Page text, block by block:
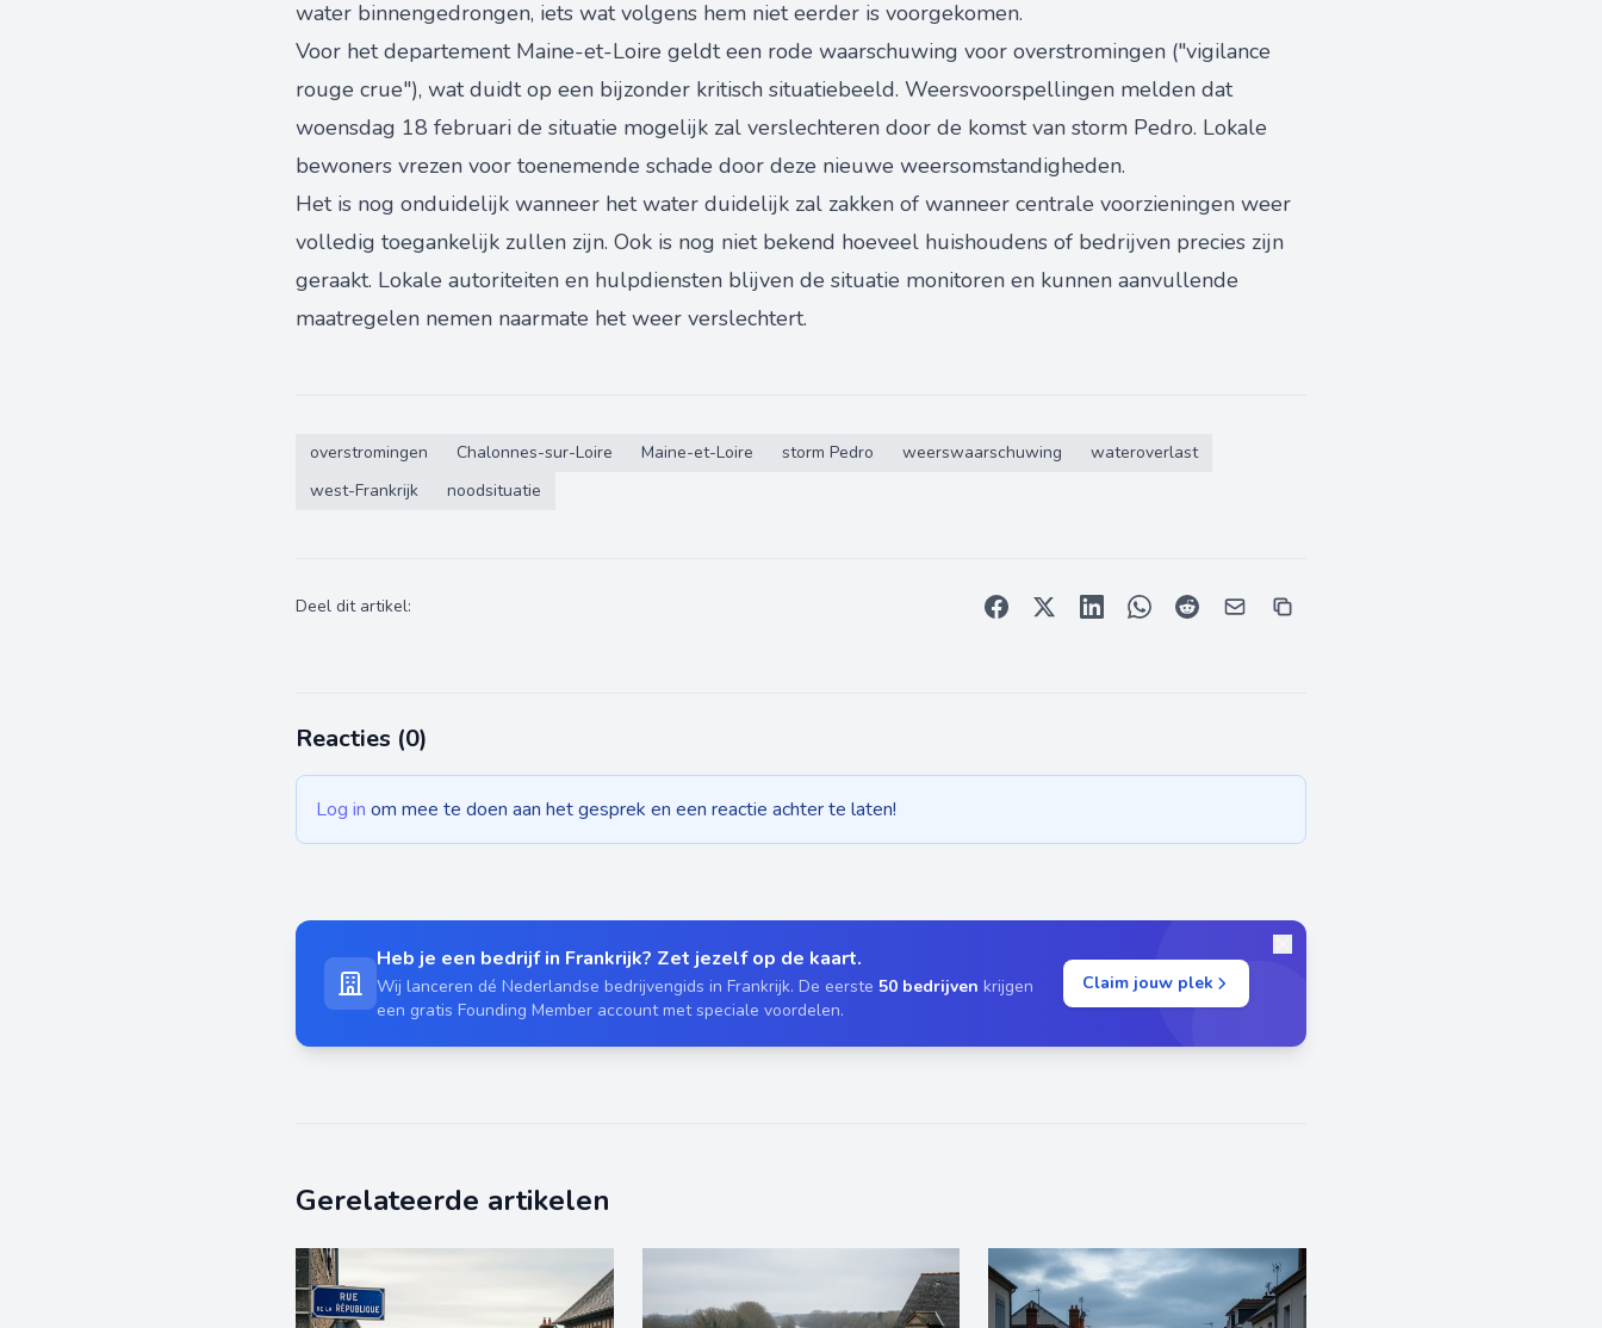
water binnengedrongen, iets wat volgens hem niet eerder is voorgekomen.
Voor het departement Maine-et-Loire geldt een rode waarschuwing voor overstromingen ("vigilance
rouge crue"), wat duidt op een bijzonder kritisch situatiebeeld. Weersvoorspellingen melden dat
woensdag 18 februari de situatie mogelijk zal verslechteren door de komst van storm Pedro. Lokale
bewoners vrezen voor toenemende schade door deze nieuwe weersomstandigheden.
Het is nog onduidelijk wanneer het water duidelijk zal zakken of wanneer centrale voorzieningen weer
volledig toegankelijk zullen zijn. Ook is nog niet bekend hoeveel huishoudens of bedrijven precies zijn
geraakt. Lokale autoriteiten en hulpdiensten blijven de situatie monitoren en kunnen aanvullende
maatregelen nemen naarmate het weer verslechtert.
overstromingen Chalonnes-sur-Loire Maine-et-Loire storm Pedro weerswaarschuwing
wateroverlast
west-Frankrijk
noodsituatie
Deel dit artikel:
Reacties (0)
Log in om mee te doen aan het gesprek en een reactie achter te laten!
Heb je een bedrijf in Frankrijk? Zet jezelf op de kaart.
Wij lanceren dé Nederlandse bedrijvengids in Frankrijk. De eerste 50 bedrijven krijgen
een gratis Founding Member account met speciale voordelen.
Claim jouw plek
Gerelateerde artikelen